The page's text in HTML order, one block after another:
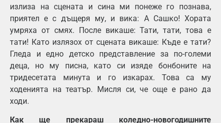
излиза на сцената и сина ми понеже го познава,
приятел е с дъщеря му, и вика: А Сашко! Хората
умряха от смях. После викаше: Тати, тати, това е
тати! Като излязох от сцената викаше: Къде е тати?
Гледа и едно детско представление за по-големи
деца, но му писна, като си изяде бонбоните на
тридесетата минута и го изкарах. Това са му
ходенията на театър. Мисля си, че още е рано да
ходи.
Как ще прекараш коледно-новогодишните